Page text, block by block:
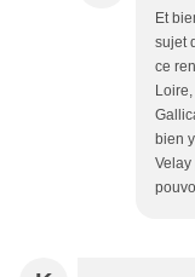
Et
sujet
ce
bien